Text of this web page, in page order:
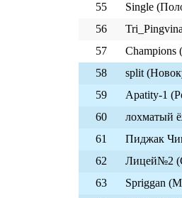
55
Single
56
57
Champions
58
split
59
Apatity-1
60
лохматый
61
Пиджак
62
Лицей№2
63
Spriggan